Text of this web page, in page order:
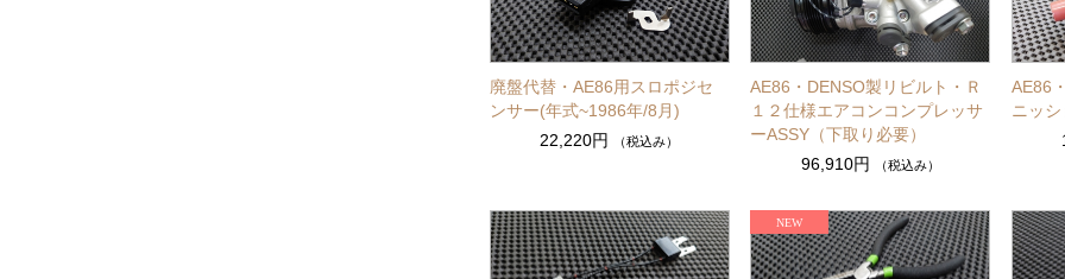
廃盤代替・AE86用スロポジセ
ンサー(年式~1986年/8月)
22,220円
（税込み）
AE86・DENSO製リビルト・Ｒ
１２仕様エアコンコンプレッサ
ーASSY（下取り必要）
96,910円
（税込み）
AE86
ニッ